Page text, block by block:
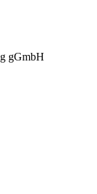
gGmbH